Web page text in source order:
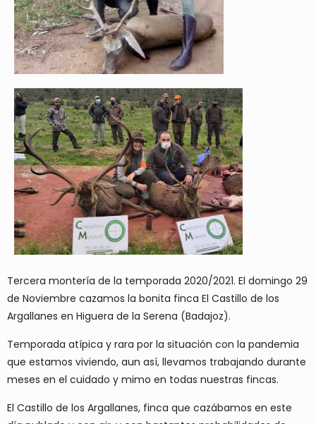
Tercera montería de la temporada 2020/2021. El domingo 29
de Noviembre cazamos la bonita finca El Castillo de los
Argallanes en Higuera de la Serena (Badajoz).
Temporada atípica y rara por la situación con la pandemia
que estamos viviendo, aun así, llevamos trabajando durante
meses en el cuidado y mimo en todas nuestras fincas.
El Castillo de los Argallanes, finca que cazábamos en este